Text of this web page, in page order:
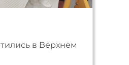
в Верхнем